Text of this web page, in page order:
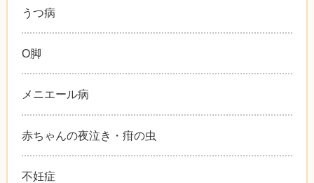
うつ病
O脚
メニエール病
赤ちゃんの夜泣き・疳の虫
不妊症